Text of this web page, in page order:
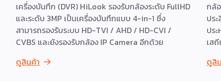
เครื่องบันทึก (DVR) HiLook รองรับกล้องระดับ FullHD
และระดับ 3MP เป็นเครื่องบันทึกแบบ 4-in-1 ซึ่ง
สามารถรองรับระบบ HD-TVI / AHD / HD-CVI /
CVBS และยังรองรับกล้อง IP Camera อีกด้วย
ดูสินค้า
กล้
ปร
ปร
เส
ดูสิ